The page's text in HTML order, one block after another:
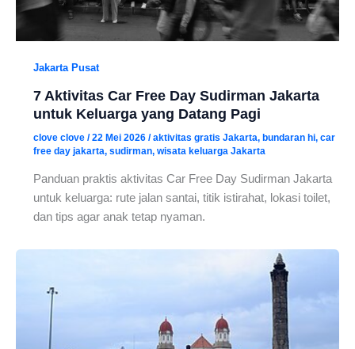
Jakarta Pusat
7 Aktivitas Car Free Day Sudirman Jakarta
untuk Keluarga yang Datang Pagi
clove clove /22 Mei 2026 /aktivitas gratis Jakarta, bundaran hi, car
free day jakarta, sudirman, wisata keluarga Jakarta
Panduan praktis aktivitas Car Free Day Sudirman Jakarta
untuk keluarga: rute jalan santai, titik istirahat, lokasi toilet,
dan tips agar anak tetap nyaman.